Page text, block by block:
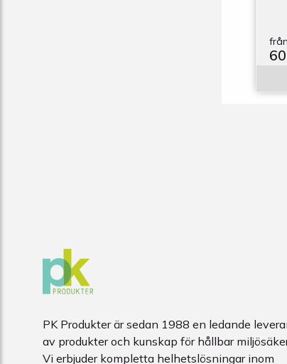
från
PK Produkter är sedan 1988 en ledande
av produkter och kunskap för hållbar
Vi erbjuder kompletta helhetslösningar inom